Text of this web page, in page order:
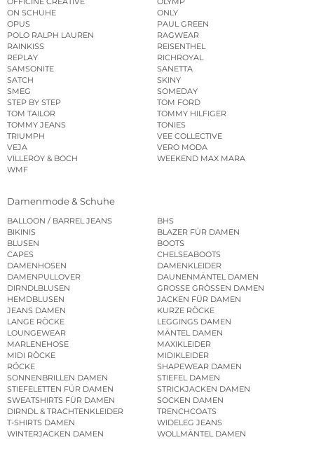
ON SCHUHE
ONLY
OPUS
PAUL GREEN
POLO RALPH LAUREN
RAGWEAR
RAINKISS
REISENTHEL
REPLAY
RICHROYAL
SAMSONITE
SANETTA
SATCH
SKINY
SMEG
SOMEDAY
STEP BY STEP
TOM FORD
TOM TAILOR
TOMMY HILFIGER
TOMMY JEANS
TONIES
TRIUMPH
VEE COLLECTIVE
VEJA
VERO MODA
VILLEROY & BOCH
WEEKEND MAX MARA
WMF
Damenmode & Schuhe
BALLOON / BARREL JEANS
BHS
BIKINIS
BLAZER FÜR DAMEN
BLUSEN
BOOTS
CAPES
CHELSEABOOTS
DAMENHOSEN
DAMENKLEIDER
DAMENPULLOVER
DAUNENMÄNTEL DAMEN
DIRNDLBLUSEN
GROSSE GRÖSSEN DAMEN
HEMDBLUSEN
JACKEN FÜR DAMEN
JEANS DAMEN
KURZE RÖCKE
LANGE RÖCKE
LEGGINGS DAMEN
LOUNGEWEAR
MÄNTEL DAMEN
MARLENEHOSE
MAXIKLEIDER
MIDI RÖCKE
MIDIKLEIDER
RÖCKE
SHAPEWEAR DAMEN
SONNENBRILLEN DAMEN
STIEFEL DAMEN
STIEFELETTEN FÜR DAMEN
STRICKJACKEN DAMEN
SWEATSHIRTS FÜR DAMEN
SOCKEN DAMEN
DIRNDL & TRACHTENKLEIDER
TRENCHCOATS
T-SHIRTS DAMEN
WIDELEG JEANS
WINTERJACKEN DAMEN
WOLLMÄNTEL DAMEN